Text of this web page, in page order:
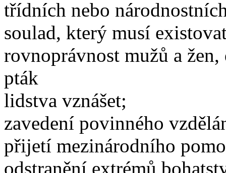
třídních nebo
soulad, který musí
rovnoprávnost mužů a
pták
lidstva vznášet;
zavedení povinného
přijetí mezinárodního
odstranění extrémů